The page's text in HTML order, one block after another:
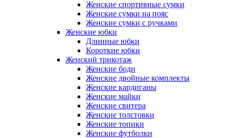
Женские спортивные сумки
Женские сумки на пояс
Женские сумки с ручками
Женские юбки
Длинные юбки
Короткие юбки
Женский трикотаж
Женские боди
Женские двойные комплекты
Женские кардиганы
Женские майки
Женские свитера
Женские толстовки
Женские топики
Женские футболки